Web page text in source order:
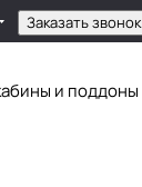
Заказать звонок
и поддоны